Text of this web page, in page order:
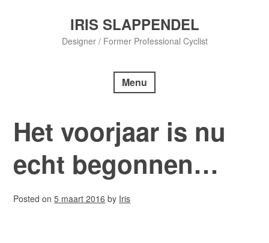
IRIS SLAPPENDEL
Designer / Former Professional Cyclist
Menu
Het voorjaar is nu
echt begonnen…
Posted on5 maart 2016 by Iris